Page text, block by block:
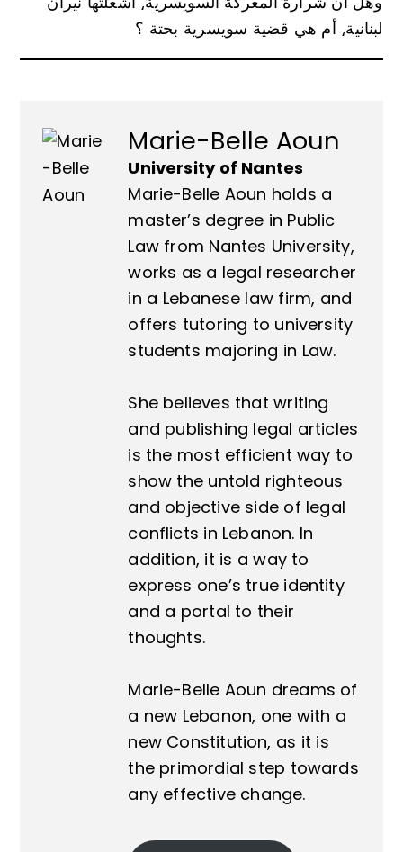
لبنانية⸲ أم هي قضية سويسرية بحتة ؟
Marie-Belle Aoun
University of Nantes
Marie-Belle Aoun holds a
master’s degree in Public
Law from Nantes University,
works as a legal researcher
in a Lebanese law firm, and
offers tutoring to university
students majoring in Law.
She believes that writing
and publishing legal articles
is the most efficient way to
show the untold righteous
and objective side of legal
conflicts in Lebanon. In
addition, it is a way to
express one’s true identity
and a portal to their
thoughts.
Marie-Belle Aoun dreams of
a new Lebanon, one with a
new Constitution, as it is
the primordial step towards
any effective change.